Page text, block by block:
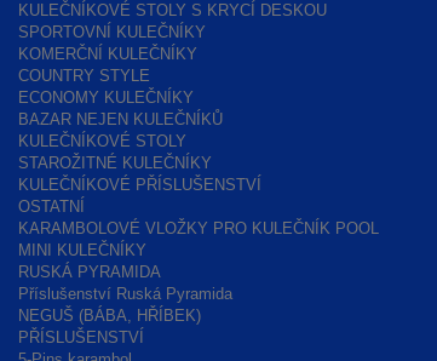
KULEČNÍKOVÉ STOLY S KRYCÍ DESKOU
SPORTOVNÍ KULEČNÍKY
KOMERČNÍ KULEČNÍKY
COUNTRY STYLE
ECONOMY KULEČNÍKY
BAZAR NEJEN KULEČNÍKŮ
KULEČNÍKOVÉ STOLY
STAROŽITNÉ KULEČNÍKY
KULEČNÍKOVÉ PŘÍSLUŠENSTVÍ
OSTATNÍ
KARAMBOLOVÉ VLOŽKY PRO KULEČNÍK POOL
MINI KULEČNÍKY
RUSKÁ PYRAMIDA
Příslušenství Ruská Pyramida
NEGUŠ (BÁBA, HŘÍBEK)
PŘÍSLUŠENSTVÍ